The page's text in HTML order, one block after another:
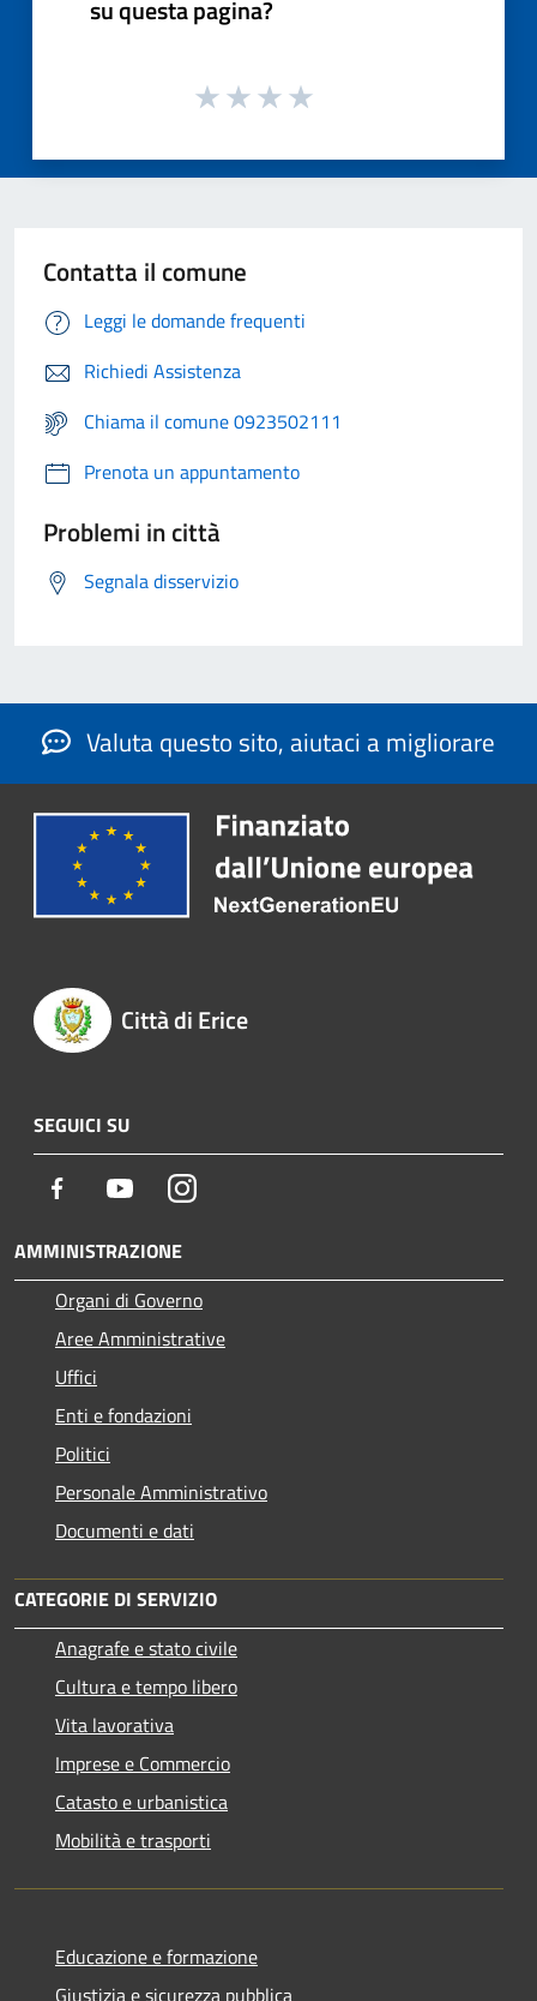
su questa pagina?
Contatta il comune
Leggi le domande frequenti
Richiedi Assistenza
Chiama il comune 0923502111
Prenota un appuntamento
Problemi in città
Segnala disservizio
Valuta questo sito, aiutaci a migliorare
Città di Erice
SEGUICI SU
Facebook YoutubeInstagram
AMMINISTRAZIONE
Organi di Governo
Aree Amministrative
Uffici
Enti e fondazioni
Politici
Personale Amministrativo
Documenti e dati
CATEGORIE DI SERVIZIO
Anagrafe e stato civile
Cultura e tempo libero
Vita lavorativa
Imprese e Commercio
Catasto e urbanistica
Mobilità e trasporti
Educazione e formazione
Giustizia e sicurezza pubblica